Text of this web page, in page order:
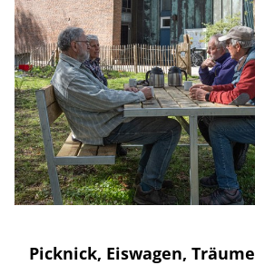
Picknick, Eiswagen, Träume